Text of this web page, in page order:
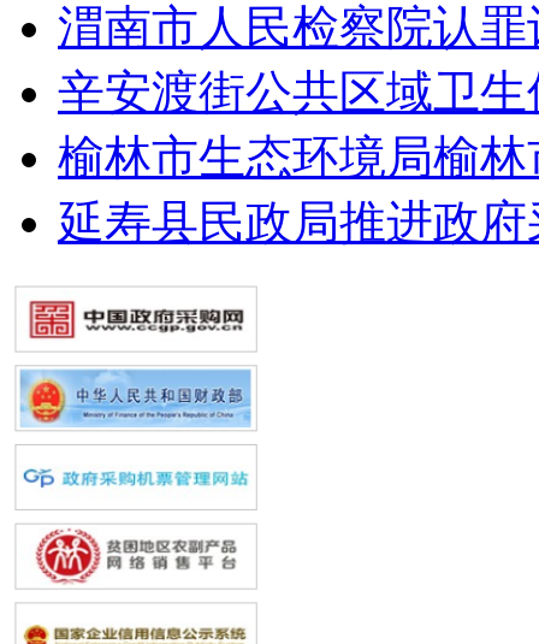
渭南市人民检察院认
辛安渡街公共区域卫
榆林市生态环境局榆
延寿县民政局推进政